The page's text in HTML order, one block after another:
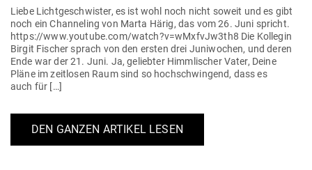
Liebe Licht­ge­schwister, es ist wohl noch nicht soweit und es gibt
noch ein Chan­neling von Marta Härig, das vom 26. Juni spricht.
https://www.youtube.com/watch?v=wMxfvJw3th8 Die Kol­legin
Birgit Fischer sprach von den ersten drei Juni­wochen, und deren
Ende war der 21. Juni. Ja, geliebter Himm­li­scher Vater, Deine
Pläne im zeit­losen Raum sind so hoch­schwingend, dass es
auch für […]
DEN GANZEN ARTIKEL LESEN